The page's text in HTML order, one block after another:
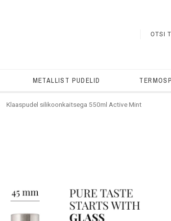
METALLIST PUDELID
Klaaspudel silikoonkaitsega 550ml Active Mint